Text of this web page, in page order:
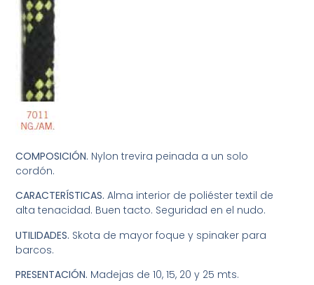
COMPOSICIÓN. Nylon trevira peinada a un solo
cordón.
CARACTERÍSTICAS. Alma interior de poliéster textil de
alta tenacidad. Buen tacto. Seguridad en el nudo.
UTILIDADES. Skota de mayor foque y spinaker para
barcos.
PRESENTACIÓN. Madejas de 10, 15, 20 y 25 mts.